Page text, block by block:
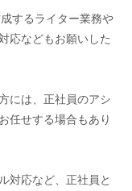
するライター業務や
応などもお願いした
には、正社員のアシ
任せする場合もあり
対応など、正社員と